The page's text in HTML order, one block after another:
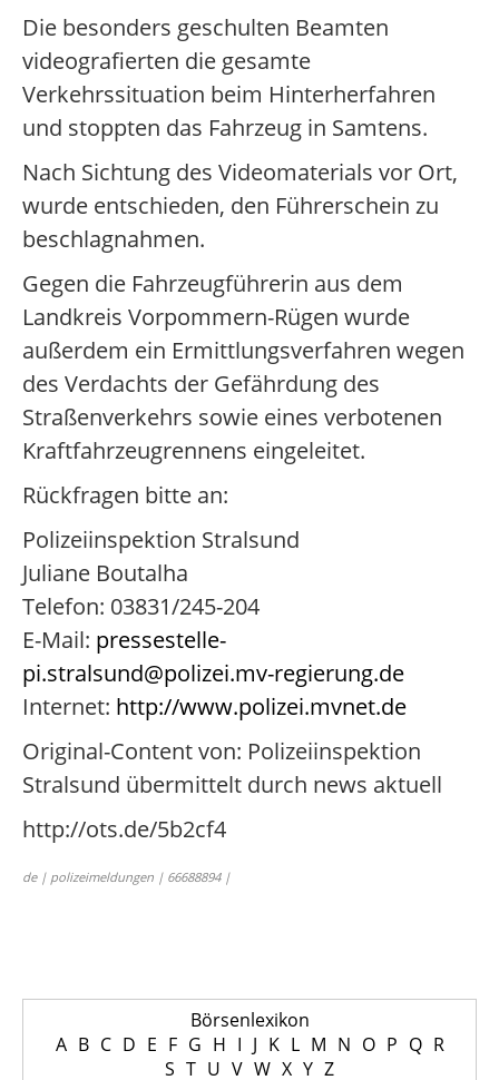
Die besonders geschulten Beamten
videografierten die gesamte
Verkehrssituation beim Hinterherfahren
und stoppten das Fahrzeug in Samtens.
Nach Sichtung des Videomaterials vor Ort,
wurde entschieden, den Führerschein zu
beschlagnahmen.
Gegen die Fahrzeugführerin aus dem
Landkreis Vorpommern-Rügen wurde
außerdem ein Ermittlungsverfahren wegen
des Verdachts der Gefährdung des
Straßenverkehrs sowie eines verbotenen
Kraftfahrzeugrennens eingeleitet.
Rückfragen bitte an:
Polizeiinspektion Stralsund
Juliane Boutalha
Telefon: 03831/245-204
E-Mail: pressestelle-
pi.stralsund@polizei.mv-regierung.de
Internet: http://www.polizei.mvnet.de
Original-Content von: Polizeiinspektion
Stralsund übermittelt durch news aktuell
http://ots.de/5b2cf4
de | polizeimeldungen | 66688894 |
Börsenlexikon
A B C D E F G H I J K L M N O P Q R
S T U V W X Y Z